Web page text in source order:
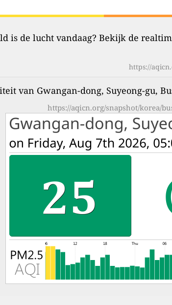
is de lucht vandaag? Bekijk de
https://
van Gwangan-dong, Suyeong-gu,
https://aqicn.org/snapshot/korea/